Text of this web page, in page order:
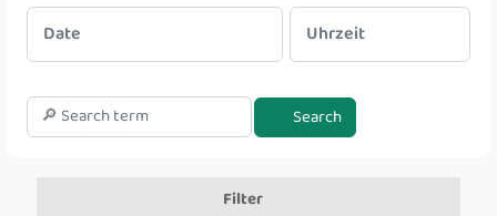
Search
Filter